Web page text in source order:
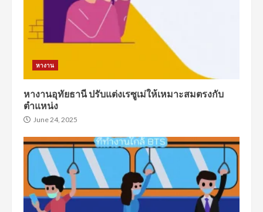
หางาน
หางานอุทัยธานี ปรับแต่งเรซูเม่ให้เหมาะสมตรงกับ
ตำแหน่ง
June 24, 2025